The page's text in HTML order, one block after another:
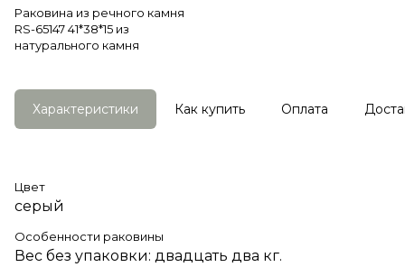
Раковина из речного камня
RS-65147 41*38*15 из
натурального камня
Характеристики Как купить Оплата
Цвет
серый
Особенности раковины
Вес без упаковки: двадцать два кг.